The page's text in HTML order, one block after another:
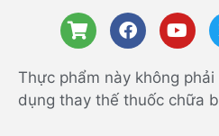
Thực phẩm này không
dụng thay thế thuốc chữa